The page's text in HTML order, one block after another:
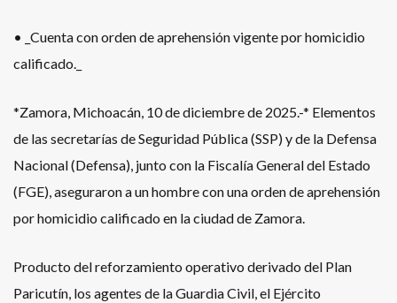
• _Cuenta con orden de aprehensión vigente por homicidio
calificado._
*Zamora, Michoacán, 10 de diciembre de 2025.-* Elementos
de las secretarías de Seguridad Pública (SSP) y de la Defensa
Nacional (Defensa), junto con la Fiscalía General del Estado
(FGE), aseguraron a un hombre con una orden de aprehensión
por homicidio calificado en la ciudad de Zamora.
Producto del reforzamiento operativo derivado del Plan
Paricutín, los agentes de la Guardia Civil, el Ejército